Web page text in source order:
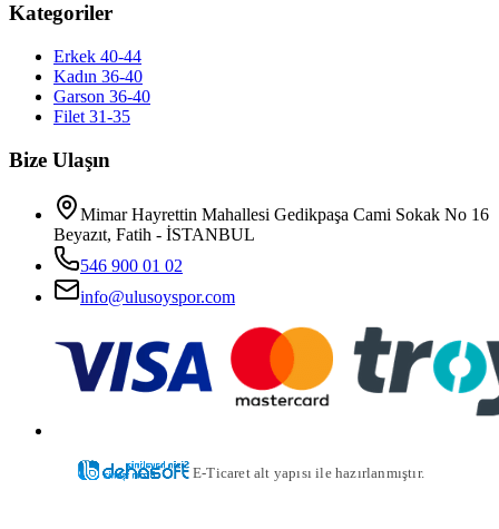
Kategoriler
Erkek 40-44
Kadın 36-40
Garson 36-40
Filet 31-35
Bize Ulaşın
Mimar Hayrettin Mahallesi Gedikpaşa Cami Sokak No 16
Beyazıt, Fatih - İSTANBUL
546 900 01 02
info@ulusoyspor.com
E-Ticaret alt yapısı ile hazırlanmıştır.